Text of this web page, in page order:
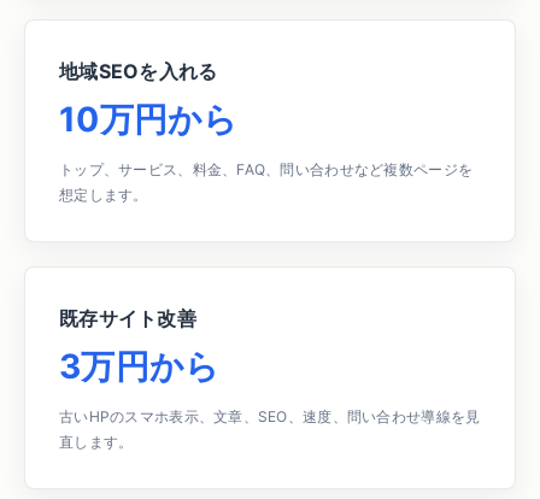
地域SEOを入れる
10万円から
トップ、サービス、料金、FAQ、問い合わせなど複数ページを
想定します。
既存サイト改善
3万円から
古いHPのスマホ表示、文章、SEO、速度、問い合わせ導線を見
直します。